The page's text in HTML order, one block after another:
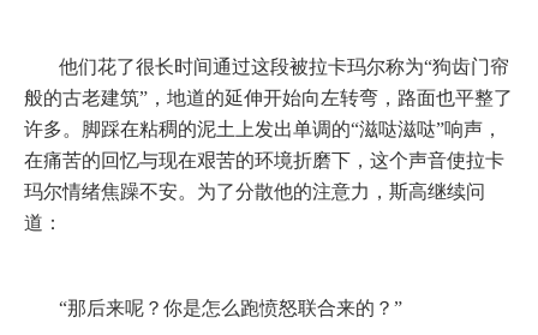
他们花了很长时间通过这段被拉卡玛尔称为“狗齿门帘
般的古老建筑”，地道的延伸开始向左转弯，路面也平整了
许多。脚踩在粘稠的泥土上发出单调的“滋哒滋哒”响声，
在痛苦的回忆与现在艰苦的环境折磨下，这个声音使拉卡
玛尔情绪焦躁不安。为了分散他的注意力，斯高继续问
道：
“那后来呢？你是怎么跑愤怒联合来的？”